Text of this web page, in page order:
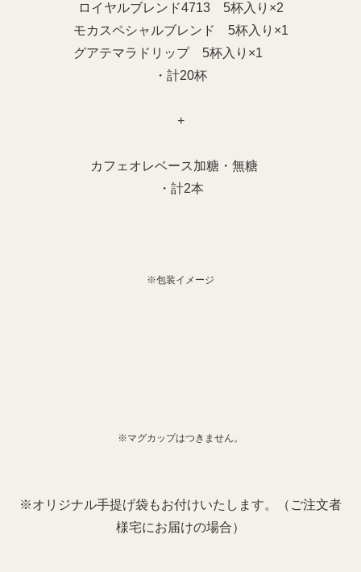
ロイヤルブレンド4713 5杯入り×2
モカスペシャルブレンド 5杯入り×1
グアテマラドリップ 5杯入り×1
・計20杯
+
カフェオレベース加糖・無糖
・計2本
※包装イメージ
※マグカップはつきません。
※オリジナル手提げ袋もお付けいたします。（ご注文者
様宅にお届けの場合）